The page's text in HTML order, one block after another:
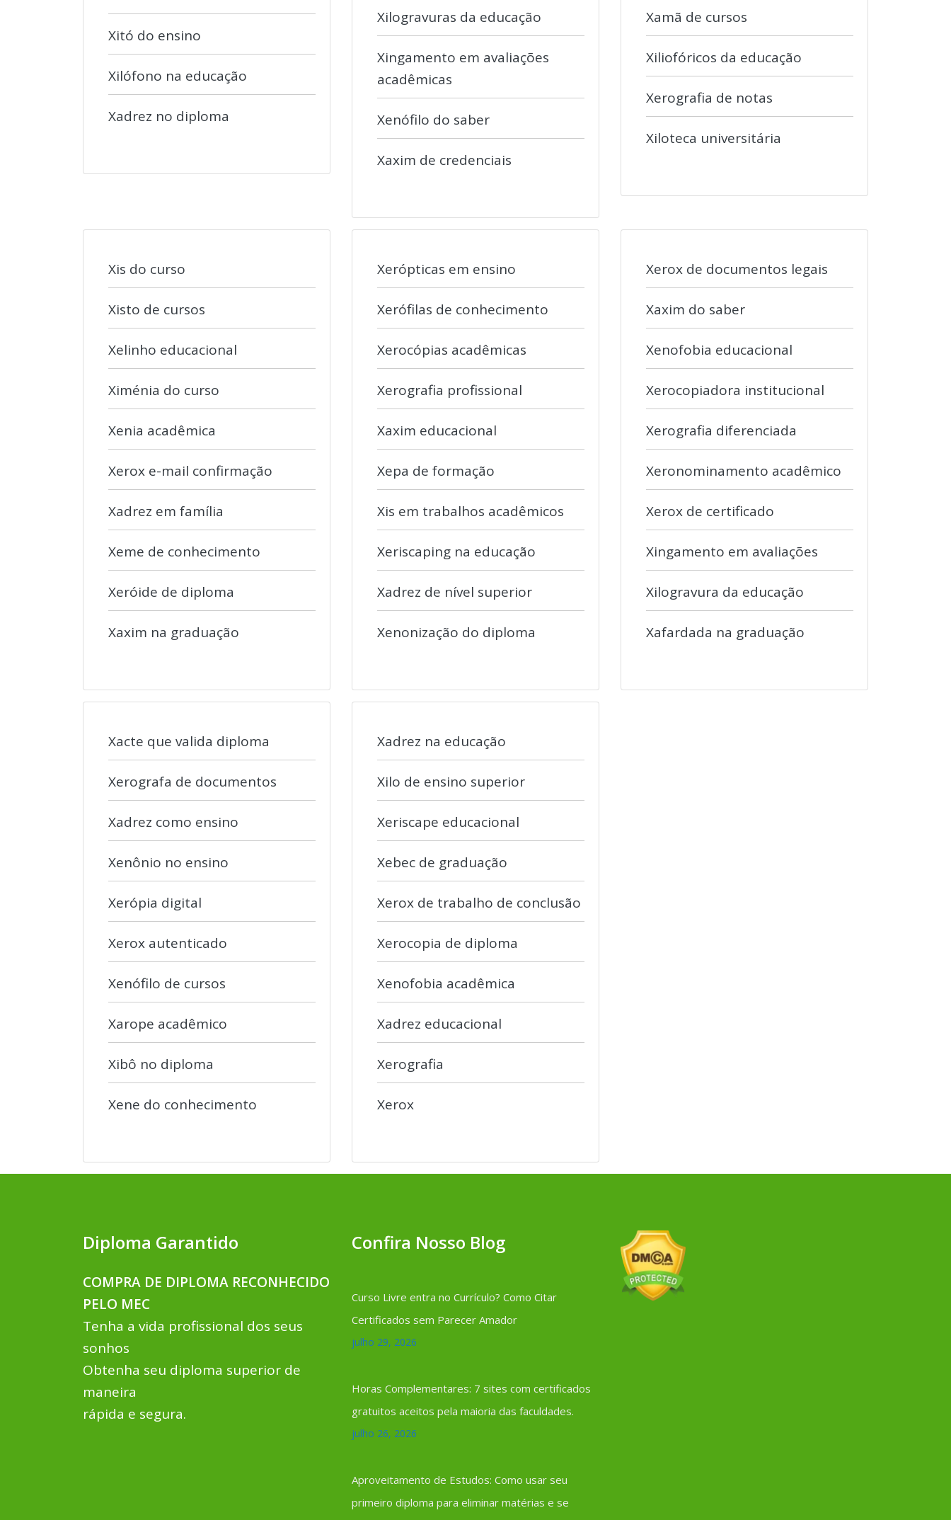
Xitó do ensino
Xilófono na educação
Xadrez no diploma
Xilogravuras da educação
Xingamento em avaliações
acadêmicas
Xenófilo do saber
Xaxim de credenciais
Xamã de cursos
Xiliofóricos da educação
Xerografia de notas
Xiloteca universitária
Xis do curso
Xisto de cursos
Xelinho educacional
Ximénia do curso
Xenia acadêmica
Xerox e-mail confirmação
Xadrez em família
Xeme de conhecimento
Xeróide de diploma
Xaxim na graduação
Xerópticas em ensino
Xerófilas de conhecimento
Xerocópias acadêmicas
Xerografia profissional
Xaxim educacional
Xepa de formação
Xis em trabalhos acadêmicos
Xeriscaping na educação
Xadrez de nível superior
Xenonização do diploma
Xerox de documentos legais
Xaxim do saber
Xenofobia educacional
Xerocopiadora institucional
Xerografia diferenciada
Xeronominamento acadêmico
Xerox de certificado
Xingamento em avaliações
Xilogravura da educação
Xafardada na graduação
Xacte que valida diploma
Xerografa de documentos
Xadrez como ensino
Xenônio no ensino
Xerópia digital
Xerox autenticado
Xenófilo de cursos
Xarope acadêmico
Xibô no diploma
Xene do conhecimento
Xadrez na educação
Xilo de ensino superior
Xeriscape educacional
Xebec de graduação
Xerox de trabalho de conclusão
Xerocopia de diploma
Xenofobia acadêmica
Xadrez educacional
Xerografia
Xerox
Diploma Garantido
COMPRA DE DIPLOMA RECONHECIDO
PELO MEC
Tenha a vida profissional dos seus
sonhos
Obtenha seu diploma superior de
maneira
rápida e segura.
Confira Nosso Blog
Curso Livre entra no Currículo? Como Citar
Certificados sem Parecer Amador
julho 29, 2026
Horas Complementares: 7 sites com certificados
gratuitos aceitos pela maioria das faculdades.
julho 26, 2026
Aproveitamento de Estudos: Como usar seu
primeiro diploma para eliminar matérias e se